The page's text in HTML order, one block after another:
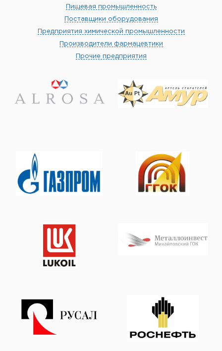
Пищевая промышленность
Поставщики оборудования
Предприятия химической промышленности
Производители фармацевтики
Прочие предприятия